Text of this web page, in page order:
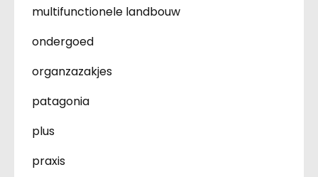
multifunctionele landbouw
ondergoed
organzazakjes
patagonia
plus
praxis